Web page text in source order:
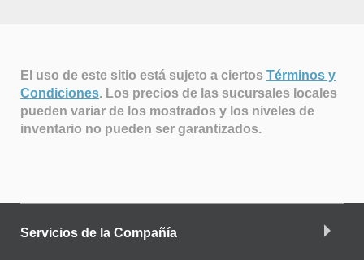
El uso de este sitio está sujeto a ciertos Términos y
Condiciones. Los precios de las sucursales locales
pueden variar de los mostrados y los niveles de
inventario no pueden ser garantizados.
Servicios de la Compañía